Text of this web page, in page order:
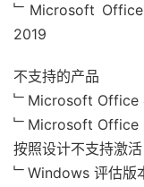
﹂Microsoft
2019
不支持的产品
﹂Microsoft Office
﹂Microsoft Office
按照设计不支持激
﹂Windows 评估版